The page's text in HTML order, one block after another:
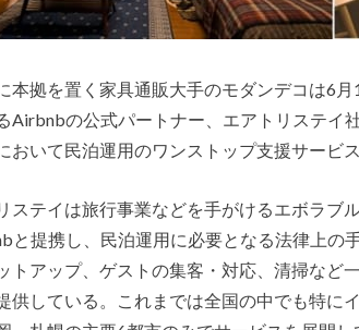
本拠を置く家具通販大手のモダンデコは6
Airbnbの公式パートナー、エアトリステイ
おいて民泊運用のワンストップ支援サービ
ステイは旅行事業などを手がけるエボラブ
と提携し、民泊運用に必要となる法律上の
トアップ、ゲストの集客・対応、清掃など
供している。これまでは全国の中でも特に